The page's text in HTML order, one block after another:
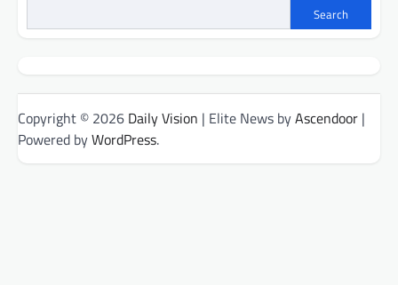
Search
Copyright © 2026 Daily Vision | Elite News byAscendoor |
Powered byWordPress.